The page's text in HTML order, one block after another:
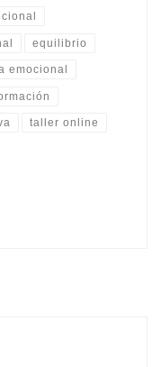
equilibrio
emocional
taller online